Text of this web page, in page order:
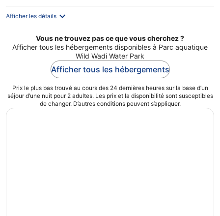
nuit
Afficher les détails
Vous ne trouvez pas ce que vous cherchez ?
Afficher tous les hébergements disponibles à Parc aquatique
Wild Wadi Water Park
Afficher tous les hébergements
Prix le plus bas trouvé au cours des 24 dernières heures sur la base d’un
séjour d’une nuit pour 2 adultes. Les prix et la disponibilité sont susceptibles
de changer. D’autres conditions peuvent s’appliquer.